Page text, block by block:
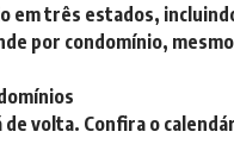
em três estados,
por condomínio,
volta. Confira o